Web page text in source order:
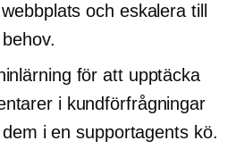
och eskalera till
för att upptäcka
i kundförfrågningar
i en supportagents kö.